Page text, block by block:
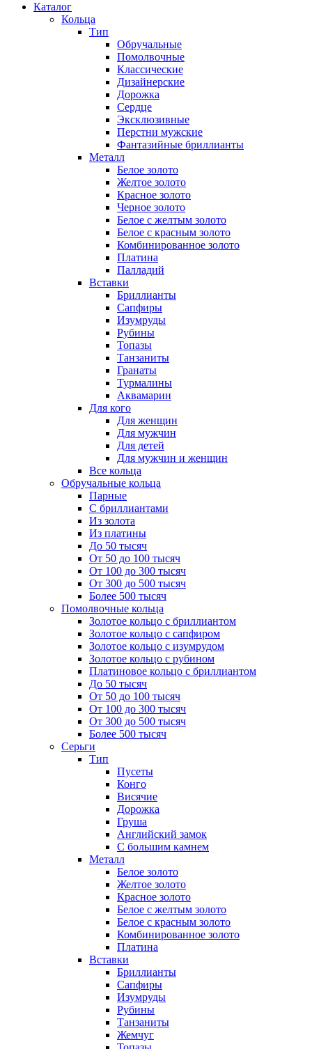
Каталог
Кольца
Тип
Обручальные
Помолвочные
Классические
Дизайнерские
Дорожка
Сердце
Эксклюзивные
Перстни мужские
Фантазийные бриллианты
Металл
Белое золото
Желтое золото
Красное золото
Черное золото
Белое с желтым золото
Белое с красным золото
Комбинированное золото
Платина
Палладий
Вставки
Бриллианты
Сапфиры
Изумруды
Рубины
Топазы
Танзаниты
Гранаты
Турмалины
Аквамарин
Для кого
Для женщин
Для мужчин
Для детей
Для мужчин и женщин
Все кольца
Обручальные кольца
Парные
С бриллиантами
Из золота
Из платины
До 50 тысяч
От 50 до 100 тысяч
От 100 до 300 тысяч
От 300 до 500 тысяч
Более 500 тысяч
Помолвочные кольца
Золотое кольцо с бриллиантом
Золотое кольцо с сапфиром
Золотое кольцо с изумрудом
Золотое кольцо с рубином
Платиновое кольцо с бриллиантом
До 50 тысяч
От 50 до 100 тысяч
От 100 до 300 тысяч
От 300 до 500 тысяч
Более 500 тысяч
Серьги
Тип
Пусеты
Конго
Висячие
Дорожка
Груша
Английский замок
С большим камнем
Металл
Белое золото
Желтое золото
Красное золото
Белое с желтым золото
Белое с красным золото
Комбинированное золото
Платина
Вставки
Бриллианты
Сапфиры
Изумруды
Рубины
Танзаниты
Жемчуг